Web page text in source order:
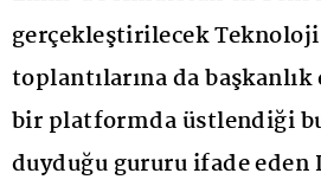
gerçekleştirilecek
toplantılarına da
bir platformda üstlendiği
duyduğu gururu ifade eden